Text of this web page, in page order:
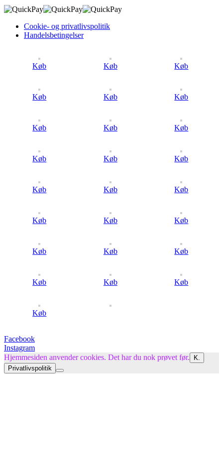
Cookie- og privatlivspolitik
Handelsbetingelser
Køb Køb Køb
Køb Køb Køb
Køb Køb Køb
Køb Køb Køb
Køb Køb Køb
Køb Køb Køb
Køb Køb Køb
Køb Køb Køb
Køb
Facebook
Instagram
Hjemmesiden anvender cookies. Det har du nok prøvet før.
K.
Privatlivspolitik